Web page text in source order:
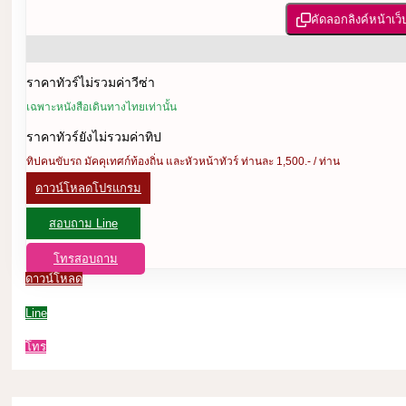
คัดลอกลิงค์หน้าเว็
ราคาทัวร์ไม่รวมค่าวีซ่า
เฉพาะหนังสือเดินทางไทยเท่านั้น
ราคาทัวร์ยังไม่รวมค่าทิป
ทิปคนขับรถ มัคคุเทศก์ท้องถิ่น และหัวหน้าทัวร์ ท่านละ 1,500.- / ท่าน
ดาวน์โหลดโปรแกรม
สอบถาม Line
โทรสอบถาม
ดาวน์โหลด
Line
โทร